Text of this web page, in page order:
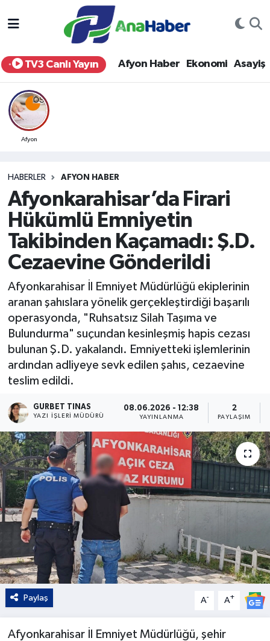
TV3 Canlı Yayın Afyon Haber Ekonomi Asayiş
Afyon
HABERLER AFYON HABER
Afyonkarahisar’da Firari
Hükümlü Emniyetin
Takibinden Kaçamadı: Ş.D.
Cezaevine Gönderildi
Afyonkarahisar İl Emniyet Müdürlüğü ekiplerinin
aranan şahıslara yönelik gerçekleştirdiği başarılı
operasyonda, "Ruhsatsız Silah Taşıma ve
Bulundurma" suçundan kesinleşmiş hapis cezası
bulunan Ş.D. yakalandı. Emniyetteki işlemlerinin
ardından adliyeye sevk edilen şahıs, cezaevine
teslim edildi.
GURBET TINAS
YAZI İŞLERI MÜDÜRÜ
08.06.2026 - 12:38
YAYINLANMA
2
PAYLAŞIM
Paylaş A- A+
Afyonkarahisar İl Emniyet Müdürlüğü, şehir
Yurt Haber
Afyon Haber
Ekonomi
Siyaset
Eğitim
Sağlık
Teknoloji
Kültür - Sanat
Yaşam
Afyonkarahisar Nöbetçi Eczaneler
Afyonkarahisar Hava Durumu
Afyonkarahisar Namaz Vakitleri
Afyonkarahisar Trafik Yoğunluk Haritası
Tüm Manşetler
Son Dakika Haberleri
Haber Arşivi